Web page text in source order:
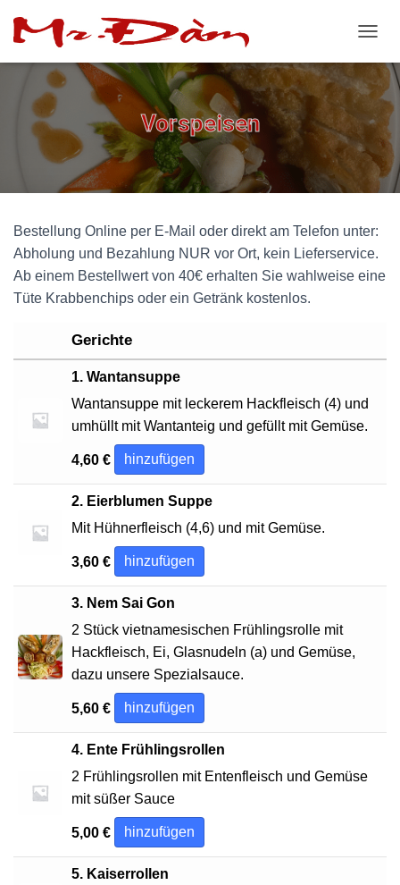
A
I
M
S
H
Vorspeisen
Bestellung Online per E-Mail oder direkt am Telefon unter:
Abholung und Bezahlung NUR vor Ort, kein Lieferservice.
Ab einem Bestellwert von 40€ erhalten Sie wahlweise eine
Tüte Krabbenchips oder ein Getränk kostenlos.
Gerichte
1. Wantansuppe
Wantansuppe mit leckerem Hackfleisch (4) und
umhüllt mit Wantanteig und gefüllt mit Gemüse.
4,60 € hinzufügen
2. Eierblumen Suppe
Mit Hühnerfleisch (4,6) und mit Gemüse.
3,60 € hinzufügen
3. Nem Sai Gon
2 Stück vietnamesischen Frühlingsrolle mit
Hackfleisch, Ei, Glasnudeln (a) und Gemüse,
dazu unsere Spezialsauce.
5,60 € hinzufügen
4. Ente Frühlingsrollen
2 Frühlingsrollen mit Entenfleisch und Gemüse
mit süßer Sauce
5,00 € hinzufügen
5. Kaiserrollen